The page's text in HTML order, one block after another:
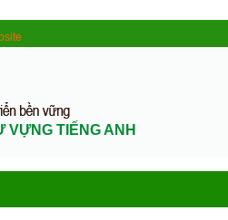
VỰNG TIẾNG ANH